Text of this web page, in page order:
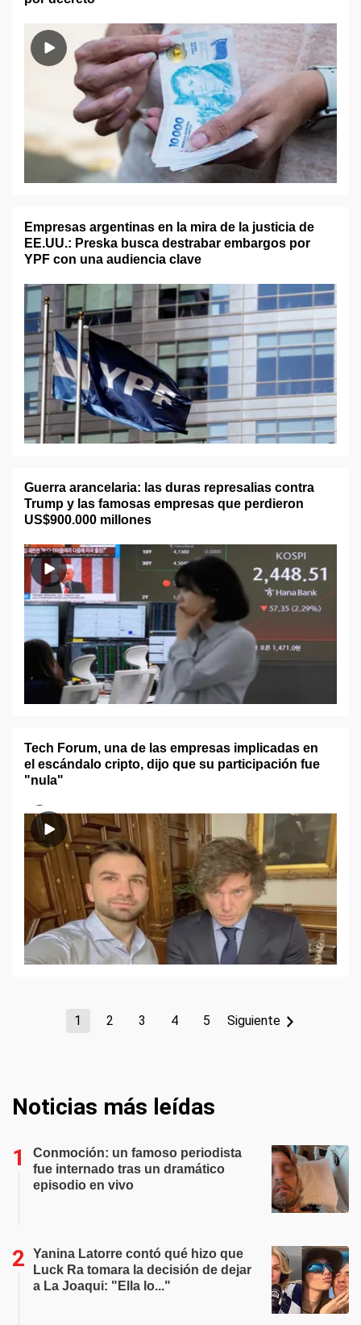
Empresas argentinas en la mira de la justicia de
EE.UU.: Preska busca destrabar embargos por
YPF con una audiencia clave
Guerra arancelaria: las duras represalias contra
Trump y las famosas empresas que perdieron
US$900.000 millones
Tech Forum, una de las empresas implicadas en
el escándalo cripto, dijo que su participación fue
"nula"
1 2 3 4 5 Siguiente
Noticias más leídas
Conmoción: un famoso periodista
fue internado tras un dramático
episodio en vivo
Yanina Latorre contó qué hizo que
Luck Ra tomara la decisión de dejar
a La Joaqui: "Ella lo..."